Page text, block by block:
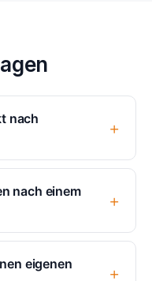
nach
nach einem
eigenen